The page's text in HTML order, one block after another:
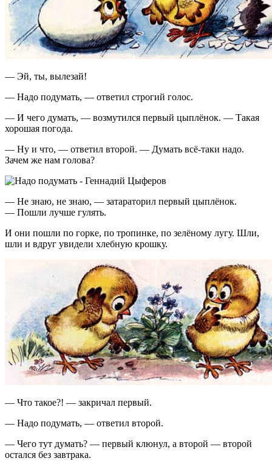
— Эй, ты, вылезай!
— Надо подумать, — ответил строгий голос.
— И чего думать, — возмутился первый цыплёнок. — Такая
хорошая погода.
— Ну и что, — ответил второй. — Думать всё-таки надо.
Зачем же нам голова?
— Не знаю, не знаю, — затараторил первый цыплёнок.
— Пошли лучше гулять.
И они пошли по горке, по тропинке, по зелёному лугу. Шли,
шли и вдруг увидели хлебную крошку.
— Что такое?! — закричал первый.
— Надо подумать, — ответил второй.
— Чего тут думать? — первый клюнул, а второй — второй
остался без завтрака.